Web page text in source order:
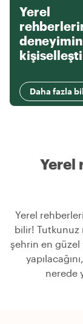
Yerel
Daha fazla
Yerel
Yerel
bilir! Tutkunuz
şehrin en
nerede